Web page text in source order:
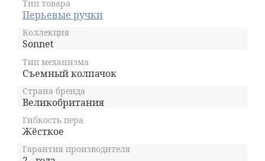
Тип товара
Перьевые ручки
Коллекция
Sonnet
Тип механизма
Съемный колпачок
Страна бренда
Великобритания
Гибкость пера
Жёсткое
Гарантия производителя